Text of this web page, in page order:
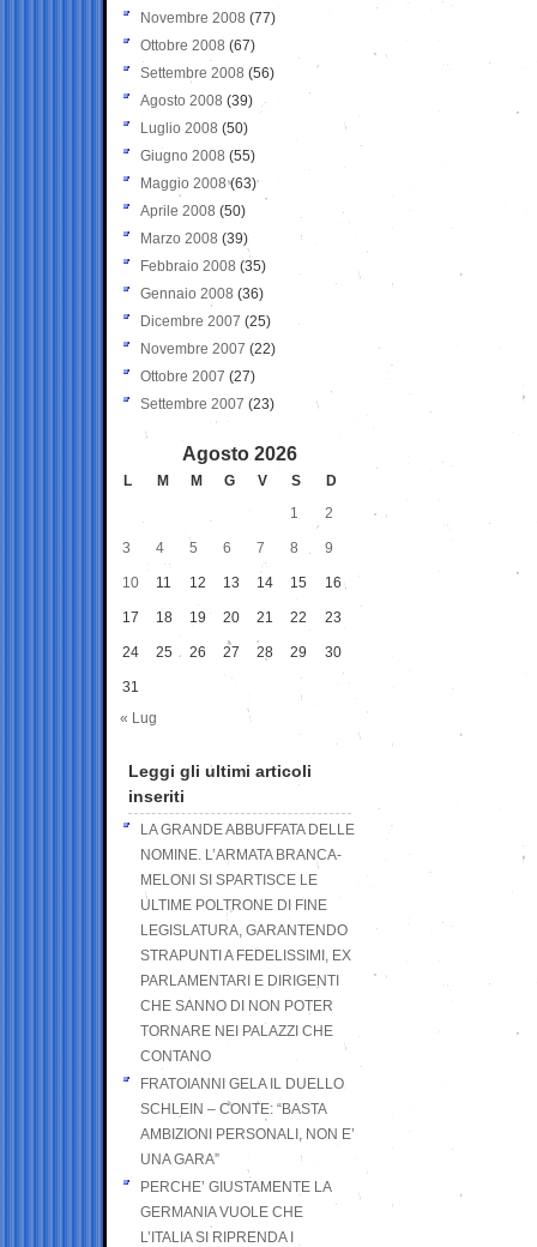
Novembre 2008 (77)
Ottobre 2008 (67)
Settembre 2008 (56)
Agosto 2008 (39)
Luglio 2008 (50)
Giugno 2008 (55)
Maggio 2008(63)
Aprile 2008 (50)
Marzo 2008 (39)
Febbraio 2008 (35)
Gennaio 2008 (36)
Dicembre 2007 (25)
Novembre 2007 (22)
Ottobre 2007 (27)
Settembre 2007 (23)
Agosto 2026
L M M G V S
D
1
2
3 4 5 6 7 8 9
10 11 12 13 14 15 16
17 18 19 20 21 22 23
24 25 26 27 28 29 30
31
« Lug
Leggi gli ultimi articoli
inseriti
LA GRANDE ABBUFFATA DELLE
NOMINE. L’ARMATA BRANCA-
MELONI SI SPARTISCE LE
ULTIME POLTRONE DI FINE
LEGISLATURA, GARANTENDO
STRAPUNTI A FEDELISSIMI, EX
PARLAMENTARI E DIRIGENTI
CHE SANNO DI NON POTER
TORNARE NEI PALAZZI CHE
CONTANO
FRATOIANNI GELA IL DUELLO
SCHLEIN – CONTE: “BASTA
AMBIZIONI PERSONALI, NON E’
UNA GARA”
PERCHE’ GIUSTAMENTE LA
GERMANIA VUOLE CHE
L’ITALIA SI RIPRENDA I